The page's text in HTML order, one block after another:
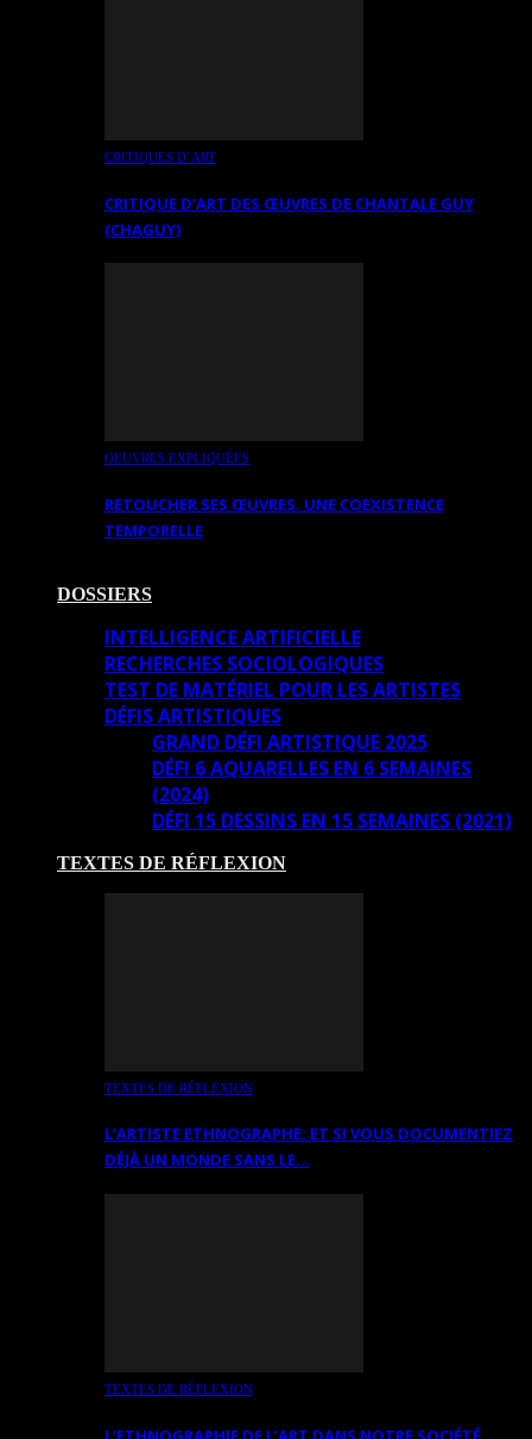
CRITIQUES D’ART
CRITIQUE D’ART DES ŒUVRES DE CHANTALE GUY
(CHAGUY)
OEUVRES EXPLIQUÉES
RETOUCHER SES ŒUVRES. UNE COEXISTENCE
TEMPORELLE
DOSSIERS
INTELLIGENCE ARTIFICIELLE
RECHERCHES SOCIOLOGIQUES
TEST DE MATÉRIEL POUR LES ARTISTES
DÉFIS ARTISTIQUES
GRAND DÉFI ARTISTIQUE 2025
DÉFI 6 AQUARELLES EN 6 SEMAINES
(2024)
DÉFI 15 DESSINS EN 15 SEMAINES (2021)
TEXTES DE RÉFLEXION
TEXTES DE RÉFLEXION
L’ARTISTE ETHNOGRAPHE: ET SI VOUS DOCUMENTIEZ
DÉJÀ UN MONDE SANS LE…
TEXTES DE RÉFLEXION